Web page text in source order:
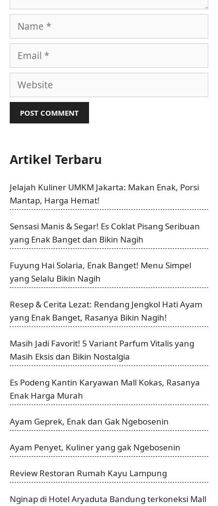
Name
Email
Website
Artikel Terbaru
Jelajah Kuliner UMKM Jakarta: Makan Enak, Porsi
Mantap, Harga Hemat!
Sensasi Manis & Segar! Es Coklat Pisang Seribuan
yang Enak Banget dan Bikin Nagih
Fuyung Hai Solaria, Enak Banget! Menu Simpel
yang Selalu Bikin Nagih
Resep & Cerita Lezat: Rendang Jengkol Hati Ayam
yang Enak Banget, Rasanya Bikin Nagih!
Masih Jadi Favorit! 5 Variant Parfum Vitalis yang
Masih Eksis dan Bikin Nostalgia
Es Podeng Kantin Karyawan Mall Kokas, Rasanya
Enak Harga Murah
Ayam Geprek, Enak dan Gak Ngebosenin
Ayam Penyet, Kuliner yang gak Ngebosenin
Review Restoran Rumah Kayu Lampung
Nginap di Hotel Aryaduta Bandung terkoneksi Mall